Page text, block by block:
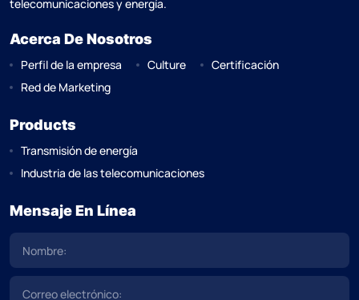
telecomunicaciones y energía.
Acerca De Nosotros
Perfil de la empresa Culture
Certificación
Red de Marketing
Products
Transmisión de energía
Industria de las telecomunicaciones
Mensaje En Línea